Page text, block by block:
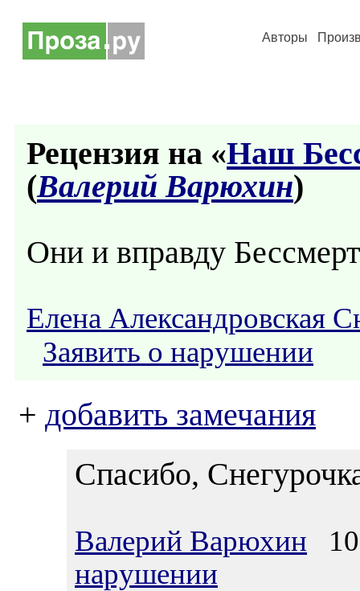
Авторы
Рецензия на «Наш
(Валерий Варюхин)
Они и вправду
Елена Александровская
Заявить о нарушении
+ добавить замечания
Спасибо,
Валерий Варюхин
нарушении